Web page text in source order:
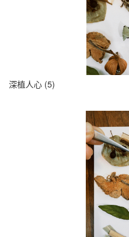
深植人心 (5)